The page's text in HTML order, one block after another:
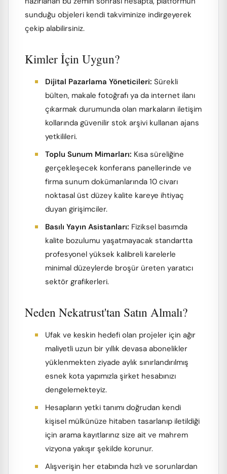
sunduğu objeleri kendi takviminize indirgeyerek
çekip alabilirsiniz.
Kimler İçin Uygun?
Dijital Pazarlama Yöneticileri: Sürekli
bülten, makale fotoğrafı ya da internet ilanı
çıkarmak durumunda olan markaların iletişim
kollarında güvenilir stok arşivi kullanan ajans
yetkilileri.
Toplu Sunum Mimarları: Kısa süreliğine
gerçekleşecek konferans panellerinde ve
firma sunum dokümanlarında 10 civarı
noktasal üst düzey kalite kareye ihtiyaç
duyan girişimciler.
Basılı Yayın Asistanları: Fiziksel basımda
kalite bozulumu yaşatmayacak standartta
profesyonel yüksek kalibreli karelerle
minimal düzeylerde broşür üreten yaratıcı
sektör grafikerleri.
Neden Nekatrust'tan Satın Almalı?
Ufak ve keskin hedefi olan projeler için ağır
maliyetli uzun bir yıllık devasa abonelikler
yüklenmekten ziyade aylık sınırlandırılmış
esnek kota yapımızla şirket hesabınızı
dengelemekteyiz.
Hesapların yetki tanımı doğrudan kendi
kişisel mülkünüze hitaben tasarlanıp iletildiği
için arama kayıtlarınız size ait ve mahrem
vizyona yakışır şekilde korunur.
Alışverişin her etabında hızlı ve sorunlardan